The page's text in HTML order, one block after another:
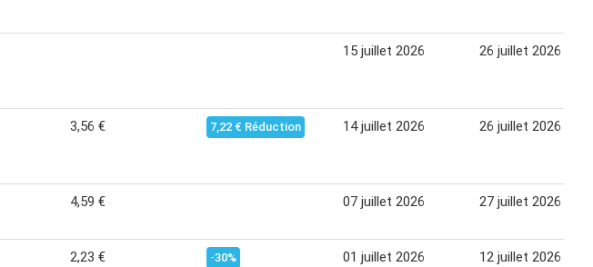
15 juillet 2026 26 juillet 2026
3,56 € 7,22 € Réduction 14 juillet 2026 26 juillet 2026
4,59 € 07 juillet 2026 27 juillet 2026
2,23 € -30% 01 juillet 2026 12 juillet 2026